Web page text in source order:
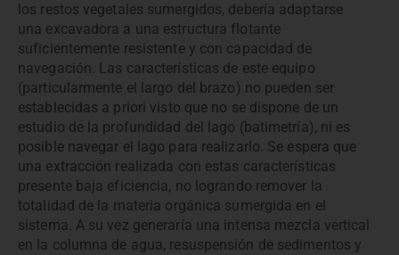
los restos vegetales sumergidos, debería adaptarse
una excavadora a una estructura flotante
suficientemente resistente y con capacidad de
navegación. Las características de este equipo
(particularmente el largo del brazo) no pueden ser
establecidas a priori visto que no se dispone de un
estudio de la profundidad del lago (batimetría), ni es
posible navegar el lago para realizarlo. Se espera que
una extracción realizada con estas características
presente baja eficiencia, no logrando remover la
totalidad de la materia orgánica sumergida en el
sistema. A su vez generaría una intensa mezcla vertical
en la columna de agua, resuspensión de sedimentos y